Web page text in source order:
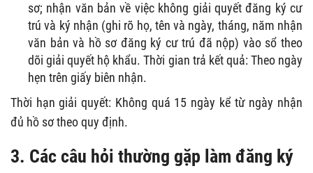
sơ; nhận văn bản về việc không giải quyết đăng ký cư
trú và ký nhận (ghi rõ họ, tên và ngày, tháng, năm nhận
văn bản và hồ sơ đăng ký cư trú đã nộp) vào sổ theo
dõi giải quyết hộ khẩu. Thời gian trả kết quả: Theo ngày
hẹn trên giấy biên nhận.
Thời hạn giải quyết: Không quá 15 ngày kể từ ngày nhận
đủ hồ sơ theo quy định.
3. Các câu hỏi thường gặp làm đăng ký